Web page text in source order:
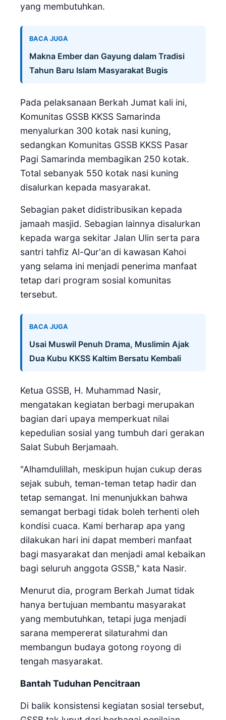
yang membutuhkan.
BACA JUGA
Makna Ember dan Gayung dalam Tradisi
Tahun Baru Islam Masyarakat Bugis
Pada pelaksanaan Berkah Jumat kali ini,
Komunitas GSSB KKSS Samarinda
menyalurkan 300 kotak nasi kuning,
sedangkan Komunitas GSSB KKSS Pasar
Pagi Samarinda membagikan 250 kotak.
Total sebanyak 550 kotak nasi kuning
disalurkan kepada masyarakat.
Sebagian paket didistribusikan kepada
jamaah masjid. Sebagian lainnya disalurkan
kepada warga sekitar Jalan Ulin serta para
santri tahfiz Al-Qur'an di kawasan Kahoi
yang selama ini menjadi penerima manfaat
tetap dari program sosial komunitas
tersebut.
BACA JUGA
Usai Muswil Penuh Drama, Muslimin Ajak
Dua Kubu KKSS Kaltim Bersatu Kembali
Ketua GSSB, H. Muhammad Nasir,
mengatakan kegiatan berbagi merupakan
bagian dari upaya memperkuat nilai
kepedulian sosial yang tumbuh dari gerakan
Salat Subuh Berjamaah.
"Alhamdulillah, meskipun hujan cukup deras
sejak subuh, teman-teman tetap hadir dan
tetap semangat. Ini menunjukkan bahwa
semangat berbagi tidak boleh terhenti oleh
kondisi cuaca. Kami berharap apa yang
dilakukan hari ini dapat memberi manfaat
bagi masyarakat dan menjadi amal kebaikan
bagi seluruh anggota GSSB," kata Nasir.
Menurut dia, program Berkah Jumat tidak
hanya bertujuan membantu masyarakat
yang membutuhkan, tetapi juga menjadi
sarana mempererat silaturahmi dan
membangun budaya gotong royong di
tengah masyarakat.
Bantah Tuduhan Pencitraan
Di balik konsistensi kegiatan sosial tersebut,